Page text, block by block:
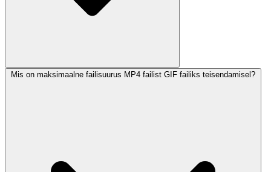
Mis on maksimaalne failisuurus MP4 failist GIF failiks teisendamisel?